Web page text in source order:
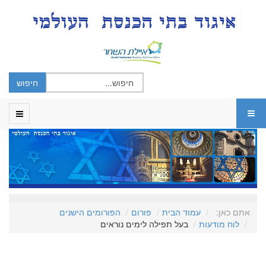
אתם כאן: עמוד הבית פורום
הפורומים הישנים
לוח מודעות
בעל תפילה לימים נוראים